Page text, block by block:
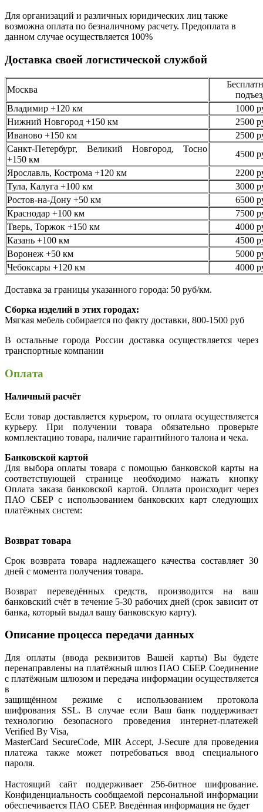
Для организаций и различных юридических лиц также
возможна оплата по безналичному расчету. Предоплата в
данном случае осуществляется 100%
Доставка своей логистической службой
Москва
Владимир +120 км
1000
Нижний Новгород +150 км
2500
Иваново +150 км
2500
Санкт-Петербург, Великий Новгород, Тосно
+150 км
4500
Ярославль, Кострома +120 км
2200
Тула, Калуга +100 км
3000
Ростов-на-Дону +50 км
6500
Краснодар +100 км
7500
Тверь, Торжок +150 км
4000
Казань +100 км
4500
Воронеж +50 км
5000
Чебоксары +120 км
4000
Доставка за границы указанного города: 50 руб/км.
Сборка изделий в этих городах:
Мягкая мебель собирается по факту доставки, 800-1500 руб
В остальные города России доставка осуществляется через
транспортные компании
Оплата
Наличный расчёт
Если товар доставляется курьером, то оплата осуществляется
курьеру. При получении товара обязательно проверьте
комплектацию товара, наличие гарантийного талона и чека.
Банковской картой
Для выбора оплаты товара с помощью банковской карты на
соответствующей странице необходимо нажать кнопку
Оплата заказа банковской картой. Оплата происходит через
ПАО СБЕР с использованием банковских карт следующих
платёжных систем:
Возврат товара
Срок возврата товара надлежащего качества составляет 30
дней с момента получения товара.
Возврат переведённых средств, производится на ваш
банковский счёт в течение 5-30 рабочих дней (срок зависит от
банка, который выдал вашу банковскую карту).
Описание процесса передачи данных
Для оплаты (ввода реквизитов Вашей карты) Вы будете
перенаправлены на платёжный шлюз ПАО СБЕР. Соединение
с платёжным шлюзом и передача информации осуществляется
в
защищённом режиме с использованием протокола
шифрования SSL. В случае если Ваш банк поддерживает
технологию безопасного проведения интернет-платежей
Verified By Visa,
MasterCard SecureCode, MIR Accept, J-Secure для проведения
платежа также может потребоваться ввод специального
пароля.
Настоящий сайт поддерживает 256-битное шифрование.
Конфиденциальность сообщаемой персональной информации
обеспечивается ПАО СБЕР. Введённая информация не будет